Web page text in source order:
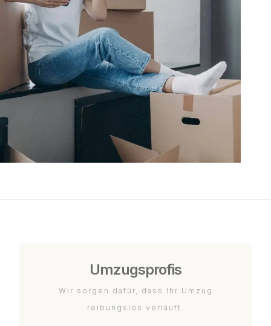
Umzugsprofis
Wir sorgen dafür, dass Ihr Umzug
reibungslos verläuft.